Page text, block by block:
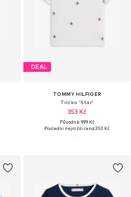
DEAL
TOMMY HILFIGER
Tričko 'Star'
353 Kč
Původně: 999 Kč
Poslední nejnižší cena:353 Kč